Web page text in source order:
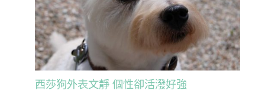
西莎狗外表文靜 個性卻活潑好強